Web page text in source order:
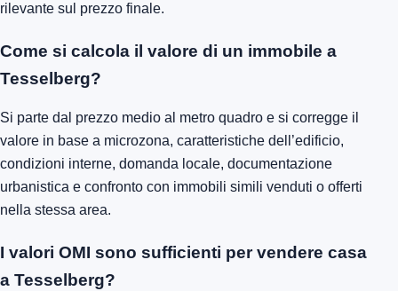
rilevante sul prezzo finale.
Come si calcola il valore di un immobile a
Tesselberg?
Si parte dal prezzo medio al metro quadro e si corregge il
valore in base a microzona, caratteristiche dell’edificio,
condizioni interne, domanda locale, documentazione
urbanistica e confronto con immobili simili venduti o offerti
nella stessa area.
I valori OMI sono sufficienti per vendere casa
a Tesselberg?